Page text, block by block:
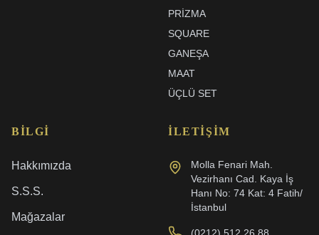
PRIZMA
SQUARE
GANEŞA
MAAT
ÜÇLÜ SET
BILGI
Hakkımızda
S.S.S.
Mağazalar
İLETIŞIM
Molla Fenari Mah.
Vezirhanı Cad. Kaya İş
Hanı No: 74 Kat: 4 Fatih/
İstanbul